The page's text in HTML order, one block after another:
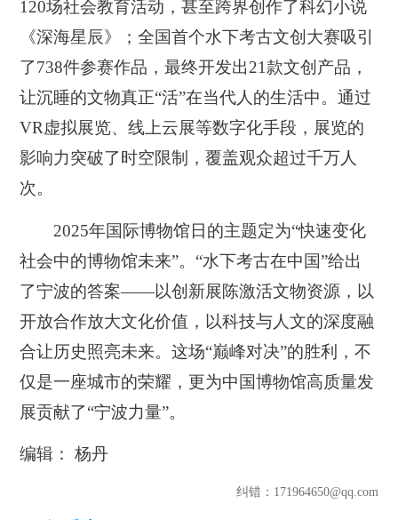
120场社会教育活动，甚至跨界创作了科幻小说
《深海星辰》；全国首个水下考古文创大赛吸引
了738件参赛作品，最终开发出21款文创产品，
让沉睡的文物真正“活”在当代人的生活中。通过
VR虚拟展览、线上云展等数字化手段，展览的
影响力突破了时空限制，覆盖观众超过千万人
次。
2025年国际博物馆日的主题定为“快速变化
社会中的博物馆未来”。“水下考古在中国”给出
了宁波的答案——以创新展陈激活文物资源，以
开放合作放大文化价值，以科技与人文的深度融
合让历史照亮未来。这场“巅峰对决”的胜利，不
仅是一座城市的荣耀，更为中国博物馆高质量发
展贡献了“宁波力量”。
编辑： 杨丹
纠错：171964650@qq.com